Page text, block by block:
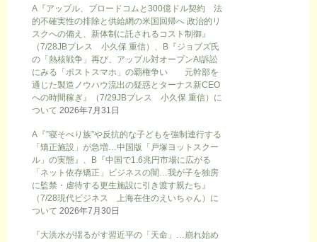
A『アップル、ブロードコムと300億ドル契約 法
的不確実性の排除と供給網の米国回帰へ 政治的リ
スクへの備え、新体制に託されるコスト制御』
（7/28JBプレス 小久保 重信）、B『ジョブズ氏
の「熱核戦争」再び、アップル対オープンAI訴訟
にみる「ポストスマホ」の覇権争い 元幹部を
通じた製造ノウハウ流出の疑惑とターナス新CEO
への時間稼ぎ』（7/29JBプレス 小久保 重信）に
ついて 2026年7月31日
A『”寝そべり族”や反抗的な子どもを強制連行する
「矯正施設」が急増…中国版「戸塚ヨットスクー
ル」の実態』、B『中国で1.6兆円市場に広がる
「ネット依存矯正」ビジネスの闇…我が子を独房
に監禁・虐待する更生施設に引き渡す親たち』
（7/28現代ビジネス 上海在住のえいちゃん）に
ついて 2026年7月30日
『大洪水が揺るがす習近平の「天命」…崩れ始め